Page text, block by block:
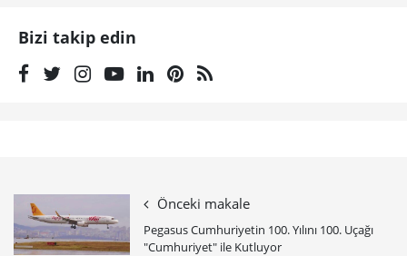
Bizi takip edin
Önceki makale
Pegasus Cumhuriyetin 100. Yılını 100. Uçağı
"Cumhuriyet" ile Kutluyor